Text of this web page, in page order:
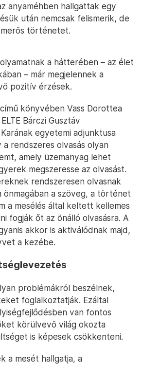
anyaméhben hallgattak egy
után nemcsak felismerik, de
történetet.
a hátterében – az élet
– már megjelennek a
pozitív érzések.
könyvében Vass Dorottea
Bárczi Gusztáv
egyetemi adjunktusa
rendszeres olvasás olyan
amely üzemanyag lehet
megszeresse az olvasást.
rendszeresen olvasnak
önmagában a szöveg, a történet
a mesélés által keltett kellemes
fogják őt az önálló olvasásra. A
akkor is aktiválódnak majd,
a kezébe.
problémákról beszélnek,
foglalkoztatják. Ezáltal
van fontos
körülvevő világ okozta
is képesek csökkenteni.
a mesét hallgatja, a